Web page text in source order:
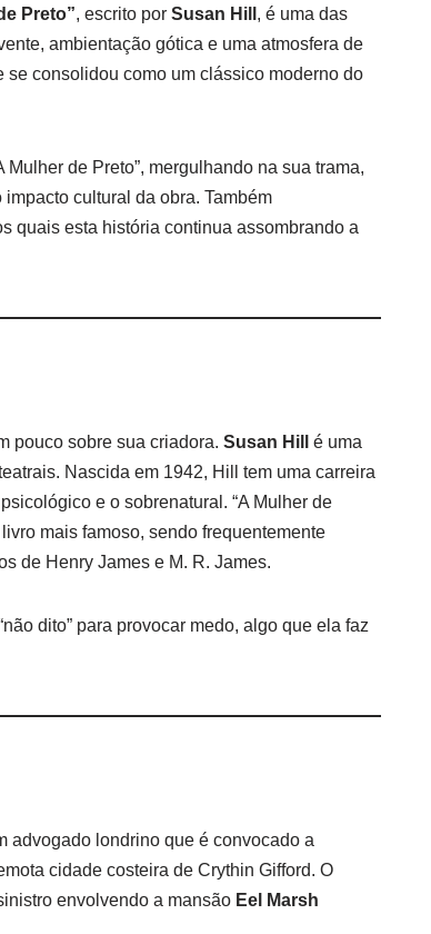
Preto”, escrito por Susan Hill , é uma das
ambientação gótica e uma atmosfera de
consolidou como um clássico moderno do
de Preto”, mergulhando na sua trama,
cultural da obra. Também
quais esta história continua assombrando a
pouco sobre sua criadora. Susan Hill
é uma
Nascida em 1942, Hill tem uma carreira
e o sobrenatural. “A Mulher de
mais famoso, sendo frequentemente
de Henry James e M. R. James.
dito” para provocar medo, algo que ela faz
advogado londrino que é convocado a
cidade costeira de Crythin Gifford. O
envolvendo a mansão Eel Marsh